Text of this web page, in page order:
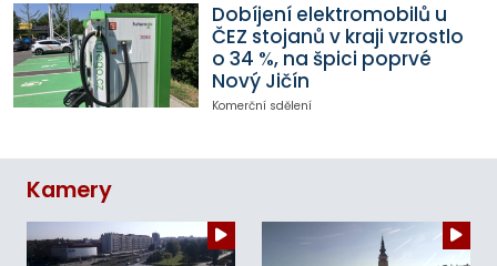
Dobíjení elektromobilů u
ČEZ stojanů v kraji vzrostlo
o 34 %, na špici poprvé
Nový Jičín
Komerční sdělení
Kamery